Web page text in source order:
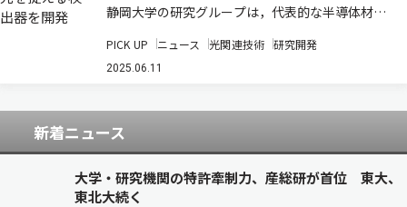
静岡大学の研究グループは，代表的な半導体材料
することにより，深紫外（DUV）領域の光を高感
度に検出する光センサを開発した（ニュースリリ
PICK UP ニュース 光関連技術 研究開発
2025.06.11
新着ニュース
大学・研究機関の特許牽制力、産総研が首位 東大、
東北大続く